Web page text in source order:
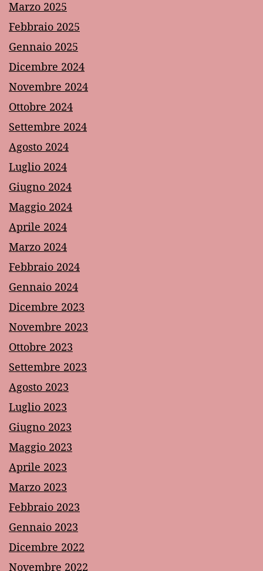
Marzo 2025
Febbraio 2025
Gennaio 2025
Dicembre 2024
Novembre 2024
Ottobre 2024
Settembre 2024
Agosto 2024
Luglio 2024
Giugno 2024
Maggio 2024
Aprile 2024
Marzo 2024
Febbraio 2024
Gennaio 2024
Dicembre 2023
Novembre 2023
Ottobre 2023
Settembre 2023
Agosto 2023
Luglio 2023
Giugno 2023
Maggio 2023
Aprile 2023
Marzo 2023
Febbraio 2023
Gennaio 2023
Dicembre 2022
Novembre 2022